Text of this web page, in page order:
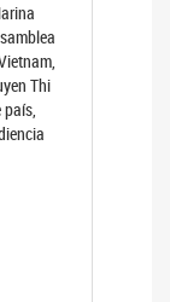
Thi
país,